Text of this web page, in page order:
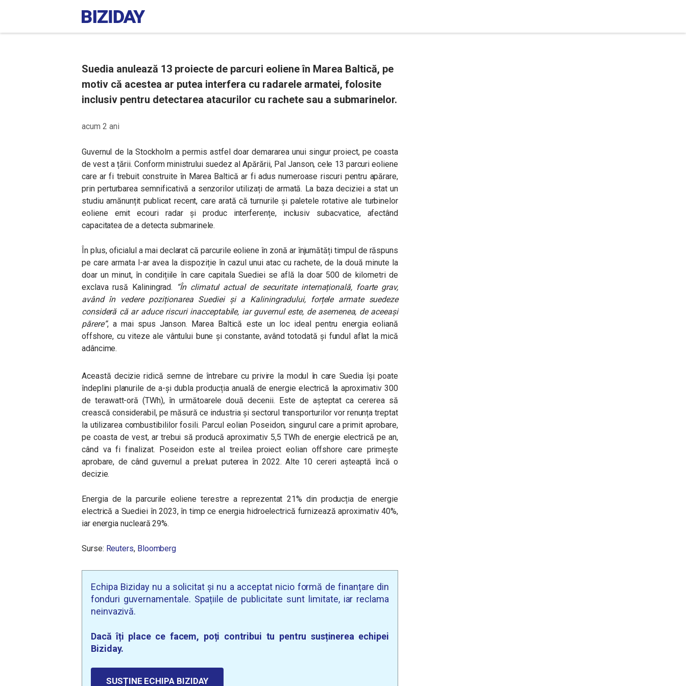
Suedia anulează 13 proiecte de parcuri eoliene în Marea Baltică, pe
motiv că acestea ar putea interfera cu radarele armatei, folosite
inclusiv pentru detectarea atacurilor cu rachete sau a submarinelor.
acum 2 ani
Guvernul de la Stockholm a permis astfel doar demararea unui singur proiect, pe coasta
de vest a țării. Conform ministrului suedez al Apărării, Pal Janson, cele 13 parcuri eoliene
care ar fi trebuit construite în Marea Baltică ar fi adus numeroase riscuri pentru apărare,
prin perturbarea semnificativă a senzorilor utilizați de armată. La baza deciziei a stat un
studiu amănunțit publicat recent, care arată că turnurile și paletele rotative ale turbinelor
eoliene emit ecouri radar și produc interferențe, inclusiv subacvatice, afectând
capacitatea de a detecta submarinele.
În plus, oficialul a mai declarat că parcurile eoliene în zonă ar înjumătăți timpul de răspuns
pe care armata l-ar avea la dispoziție în cazul unui atac cu rachete, de la două minute la
doar un minut, în condițiile în care capitala Suediei se află la doar 500 de kilometri de
exclava rusă Kaliningrad.
“În climatul actual de securitate internațională, foarte grav,
având în vedere poziționarea Suediei și a Kaliningradului, forțele armate suedeze
consideră că ar aduce riscuri inacceptabile, iar guvernul este, de asemenea, de aceeași
părere”, a mai spus Janson. Marea Baltică este un loc ideal pentru energia eoliană
offshore, cu viteze ale vântului bune și constante, având totodată și fundul aflat la mică
adâncime.
Această decizie ridică semne de întrebare cu privire la modul în care Suedia își poate
îndeplini planurile de a-și dubla producția anuală de energie electrică la aproximativ 300
de terawatt-oră (TWh), în următoarele două decenii. Este de așteptat ca cererea să
crească considerabil, pe măsură ce industria și sectorul transporturilor vor renunța treptat
la utilizarea combustibililor fosili. Parcul eolian Poseidon, singurul care a primit aprobare,
pe coasta de vest, ar trebui să producă aproximativ 5,5 TWh de energie electrică pe an,
când va fi finalizat. Poseidon este al treilea proiect eolian offshore care primește
aprobare, de când guvernul a preluat puterea în 2022. Alte 10 cereri așteaptă încă o
decizie.
Energia de la parcurile eoliene terestre a reprezentat 21% din producția de energie
electrică a Suediei în 2023, în timp ce energia hidroelectrică furnizează aproximativ 40%,
iar energia nucleară 29%.
Surse: Reuters, Bloomberg
Echipa Biziday nu a solicitat și nu a acceptat nicio formă de finanțare din
fonduri guvernamentale. Spațiile de publicitate sunt limitate, iar reclama
neinvazivă.
Dacă îți place ce facem, poți contribui tu pentru susținerea echipei
Biziday.
SUSȚINE ECHIPA BIZIDAY